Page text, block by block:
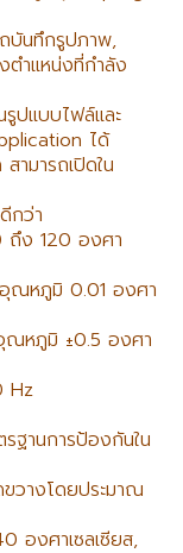
บันทึกรูปภาพ,
ตำแหน่งที่กำลัง
ปแบบไฟล์และ
ได้
ามารถเปิดใน
กว่า
ถึง 120 องศา
อุณหภูมิ 0.01 องศา
ณหภูมิ ±0.5 องศา
Hz
ฐานการป้องกันใน
ขวางโดยประมาณ
องศาเซลเซียส,